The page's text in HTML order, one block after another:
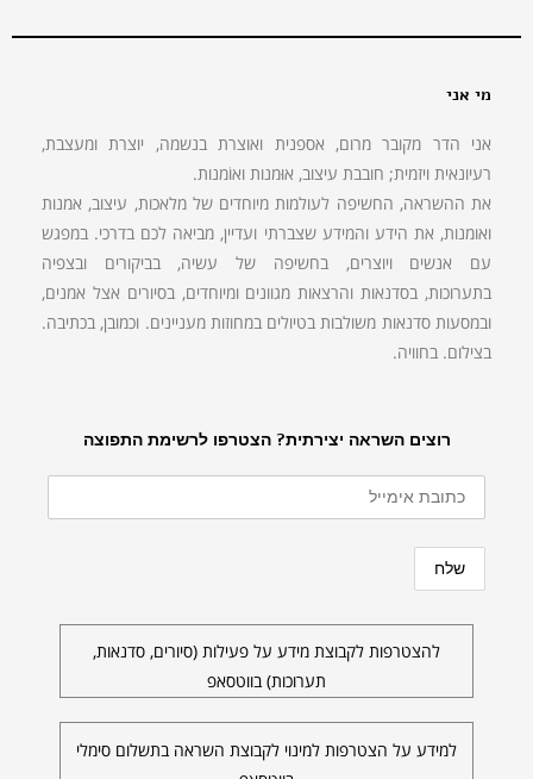
רוצים השראה יצירתית? הצטרפו לרשימת התפוצה
להצטרפות לקבוצת מידע על פעילות (סיורים, סדנאות,
תערוכות) בווטסאפ
למידע על הצטרפות למינוי לקבוצת השראה בתשלום סימלי
מי אני
אני הדר מקובר מרום, אספנית ואוצרת בנשמה, יוצרת ומעצבת,
רעיונאית ויזמית; חובבת עיצוב, אוּמנות ואוֹמנות.
את ההשראה, החשיפה לעולמות מיוחדים של מלאכות, עיצוב, אמנות
ואומנות, את הידע והמידע שצברתי ועדיין, מביאה לכם בדרכי. במפגש
עם אנשים ויוצרים, בחשיפה של עשיה, בביקורים ובצפיה
בתערוכות, בסדנאות והרצאות מגוונים ומיוחדים, בסיורים אצל אמנים,
ובמסעות סדנאות משולבות בטיולים במחוזות מעניינים. וכמובן, בכתיבה.
בצילום. בחוויה.